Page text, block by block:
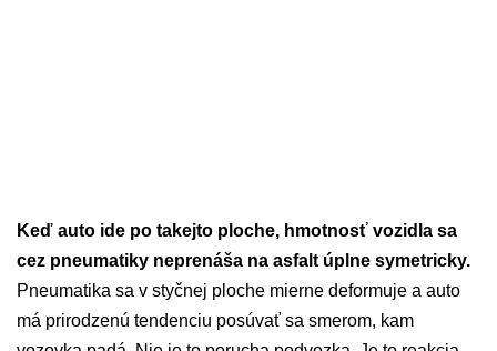
Keď auto ide po takejto ploche, hmotnosť vozidla sa
cez pneumatiky neprenáša na asfalt úplne symetricky.
Pneumatika sa v styčnej ploche mierne deformuje a auto
má prirodzenú tendenciu posúvať sa smerom, kam